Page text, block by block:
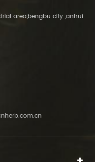
area,bengbu city ,anhui